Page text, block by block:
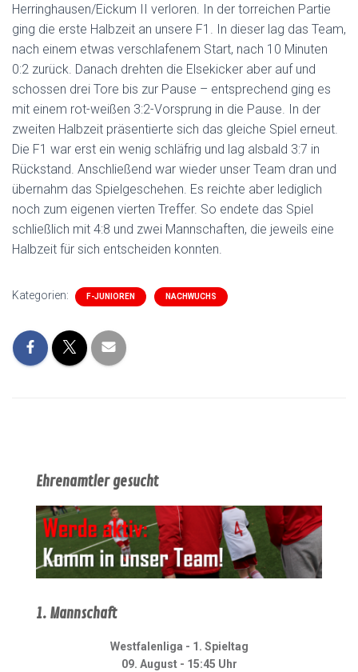
Herringhausen/Eickum II verloren. In der torreichen Partie
ging die erste Halbzeit an unsere F1. In dieser lag das Team,
nach einem etwas verschlafenem Start, nach 10 Minuten
0:2 zurück. Danach drehten die Elsekicker aber auf und
schossen drei Tore bis zur Pause – entsprechend ging es
mit einem rot-weißen 3:2-Vorsprung in die Pause. In der
zweiten Halbzeit präsentierte sich das gleiche Spiel erneut.
Die F1 war erst ein wenig schläfrig und lag alsbald 3:7 in
Rückstand. Anschließend war wieder unser Team dran und
übernahm das Spielgeschehen. Es reichte aber lediglich
noch zum eigenen vierten Treffer. So endete das Spiel
schließlich mit 4:8 und zwei Mannschaften, die jeweils eine
Halbzeit für sich entscheiden konnten.
Kategorien: F-JUNIOREN NACHWUCHS
Ehrenamtler gesucht
1. Mannschaft
Westfalenliga - 1. Spieltag
09. August - 15:45 Uhr